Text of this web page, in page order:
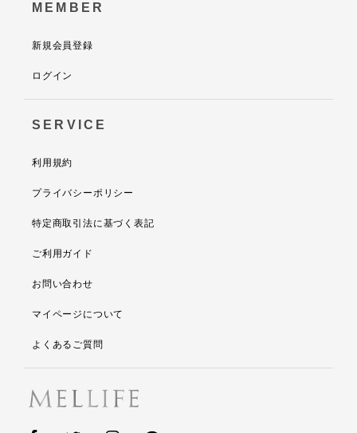
MEMBER
新規会員登録
ログイン
SERVICE
利用規約
プライバシーポリシー
特定商取引法に基づく表記
ご利用ガイド
お問い合わせ
マイページについて
よくあるご質問